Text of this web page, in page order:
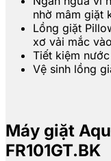
nhờ mâm giặt
Lồng giặt
xơ vải mắc
Tiết kiệm
Vệ sinh lồng
Máy giặt
FR101GT.BK